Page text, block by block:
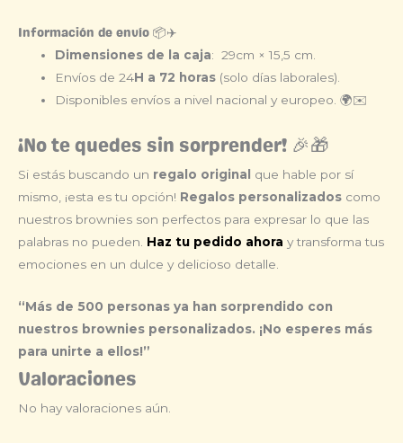
Información de envío 📦✈️
Dimensiones de la caja: 29cm × 15,5 cm.
Envíos de 24H a 72 horas (solo días laborales).
Disponibles envíos a nivel nacional y europeo. 🌍✉️
¡No te quedes sin sorprender! 🎉🎁
Si estás buscando un regalo original
que hable por sí
mismo, ¡esta es tu opción! Regalos personalizados como
nuestros brownies son perfectos para expresar lo que las
palabras no pueden. Haz tu pedido ahora y transforma tus
emociones en un dulce y delicioso detalle.
“Más de 500 personas ya han sorprendido con
nuestros brownies personalizados. ¡No esperes más
para unirte a ellos!”
Valoraciones
No hay valoraciones aún.